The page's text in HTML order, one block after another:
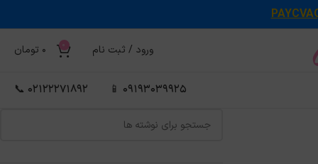
ورود / ثبت نام 0
0 تومان
09193039925 📱
02122271892 📞